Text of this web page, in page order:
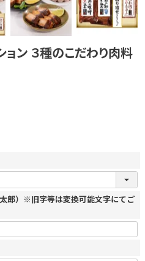
ン ３種のこだわり肉料
郎）※旧字等は変換可能文字にてご